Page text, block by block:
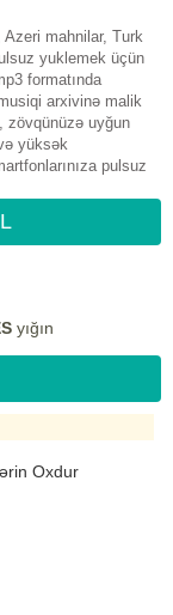
mahnilar, Turk
yuklemek üçün
formatında
arxivinə malik
zövqünüzə uyğun
yüksək
pulsuz
yığın
Oxdur